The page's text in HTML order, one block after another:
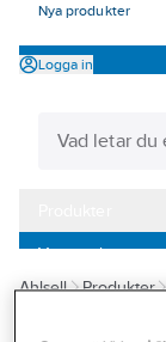
Nya produkter
Logga in
Varumärken
Kampanjer
Ahlsell Produkter